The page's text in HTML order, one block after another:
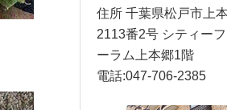
住所 千葉県松戸市上
2113番2号 シティー
ーラム上本郷1階
電話:047-706-2385